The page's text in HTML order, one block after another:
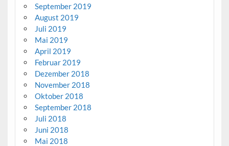
September 2019
August 2019
Juli 2019
Mai 2019
April 2019
Februar 2019
Dezember 2018
November 2018
Oktober 2018
September 2018
Juli 2018
Juni 2018
Mai 2018